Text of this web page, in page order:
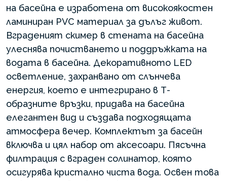
на басейна е изработена от високоякостен
ламиниран PVC материал за дълъг живот.
Вграденият скимер в стената на басейна
улеснява почистването и поддръжката на
водата в басейна. Декоративното LED
осветление, захранвано от слънчева
енергия, което е интегрирано в Т-
образните връзки, придава на басейна
елегантен вид и създава подходящата
атмосфера вечер. Комплектът за басейн
включва и цял набор от аксесоари. Пясъчна
филтрация с вграден солинатор, която
осигурява кристално чиста вода. Освен това